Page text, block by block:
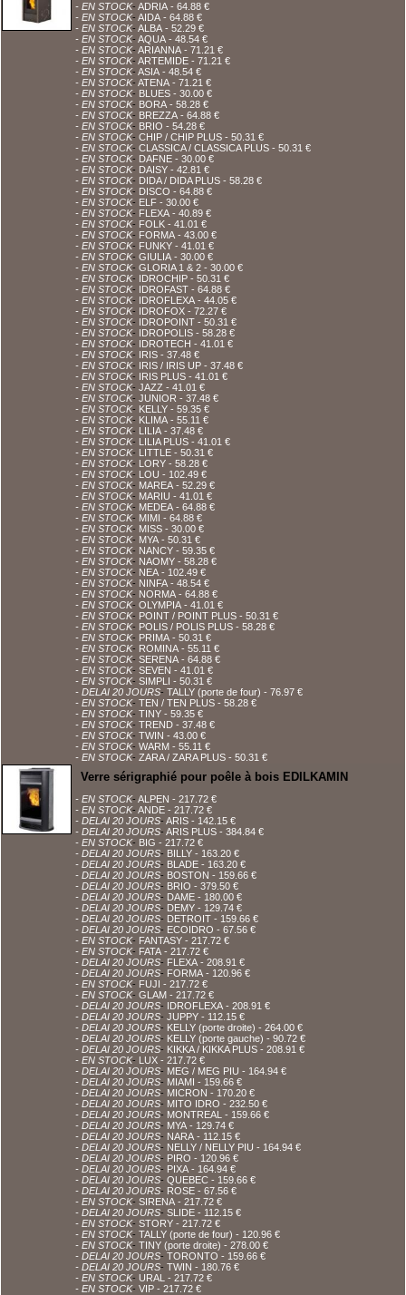
- ADRIA
- EN STOCK
- 64.88 €
- AIDA
- EN STOCK
- 64.88 €
- ALBA
- EN STOCK
- 52.29 €
- AQUA
- EN STOCK
- 48.54 €
- ARIANNA
- EN STOCK
- 71.21 €
- ARTEMIDE
- EN STOCK
- 71.21 €
- ASIA
- EN STOCK
- 48.54 €
- ATENA
- EN STOCK
- 71.21 €
- BLUES
- EN STOCK
- 30.00 €
- BORA
- EN STOCK
- 58.28 €
- BREZZA
- EN STOCK
- 64.88 €
- BRIO
- EN STOCK
- 54.28 €
- CHIP / CHIP PLUS
- EN STOCK
- 50.31 €
- CLASSICA / CLASSICA PLUS
- EN STOCK
- 50.31 €
- DAFNE
- EN STOCK
- 30.00 €
- DAISY
- EN STOCK
- 42.81 €
- DIDA / DIDA PLUS
- EN STOCK
- 58.28 €
- DISCO
- EN STOCK
- 64.88 €
- ELF
- EN STOCK
- 30.00 €
- FLEXA
- EN STOCK
- 40.89 €
- FOLK
- EN STOCK
- 41.01 €
- FORMA
- EN STOCK
- 43.00 €
- FUNKY
- EN STOCK
- 41.01 €
- GIULIA
- EN STOCK
- 30.00 €
- GLORIA 1 & 2
- EN STOCK
- 30.00 €
- IDROCHIP
- EN STOCK
- 50.31 €
- IDROFAST
- EN STOCK
- 64.88 €
- IDROFLEXA
- EN STOCK
- 44.05 €
- IDROFOX
- EN STOCK
- 72.27 €
- IDROPOINT
- EN STOCK
- 50.31 €
- IDROPOLIS
- EN STOCK
- 58.28 €
- IDROTECH
- EN STOCK
- 41.01 €
- IRIS
- EN STOCK
- 37.48 €
- IRIS / IRIS UP
- EN STOCK
- 37.48 €
- IRIS PLUS
- EN STOCK
- 41.01 €
- JAZZ
- EN STOCK
- 41.01 €
- JUNIOR
- EN STOCK
- 37.48 €
- KELLY
- EN STOCK
- 59.35 €
- KLIMA
- EN STOCK
- 55.11 €
- LILIA
- EN STOCK
- 37.48 €
- LILIA PLUS
- EN STOCK
- 41.01 €
- LITTLE
- EN STOCK
- 50.31 €
- LORY
- EN STOCK
- 58.28 €
- LOU
- EN STOCK
- 102.49 €
- MAREA
- EN STOCK
- 52.29 €
- MARIU
- EN STOCK
- 41.01 €
- MEDEA
- EN STOCK
- 64.88 €
- MIMI
- EN STOCK
- 64.88 €
- MISS
- EN STOCK
- 30.00 €
- MYA
- EN STOCK
- 50.31 €
- NANCY
- EN STOCK
- 59.35 €
- NAOMY
- EN STOCK
- 58.28 €
- NEA
- EN STOCK
- 102.49 €
- NINFA
- EN STOCK
- 48.54 €
- NORMA
- EN STOCK
- 64.88 €
- OLYMPIA
- EN STOCK
- 41.01 €
- POINT / POINT PLUS
- EN STOCK
- 50.31 €
- POLIS / POLIS PLUS
- EN STOCK
- 58.28 €
- PRIMA
- EN STOCK
- 50.31 €
- ROMINA
- EN STOCK
- 55.11 €
- SERENA
- EN STOCK
- 64.88 €
- SEVEN
- EN STOCK
- 41.01 €
- SIMPLI
- EN STOCK
- 50.31 €
- TALLY (porte de four)
- DELAI 20 JOURS
- 76.97 €
- TEN / TEN PLUS
- EN STOCK
- 58.28 €
- TINY
- EN STOCK
- 59.35 €
- TREND
- EN STOCK
- 37.48 €
- TWIN
- EN STOCK
- 43.00 €
- WARM
- EN STOCK
- 55.11 €
- ZARA / ZARA PLUS
- EN STOCK - 50.31 €
Verre sérigraphié pour poêle à bois EDILKAMIN
- ALPEN
- EN STOCK
- 217.72 €
- ANDE
- EN STOCK
- 217.72 €
- ARIS
- DELAI 20 JOURS
- 142.15 €
- ARIS PLUS
- DELAI 20 JOURS
- 384.84 €
- BIG
- EN STOCK
- 217.72 €
- BILLY
- DELAI 20 JOURS
- 163.20 €
- BLADE
- DELAI 20 JOURS
- 163.20 €
- BOSTON
- DELAI 20 JOURS
- 159.66 €
- BRIO
- DELAI 20 JOURS
- 379.50 €
- DAME
- DELAI 20 JOURS
- 180.00 €
- DEMY
- DELAI 20 JOURS
- 129.74 €
- DETROIT
- DELAI 20 JOURS
- 159.66 €
- ECOIDRO
- DELAI 20 JOURS
- 67.56 €
- FANTASY
- EN STOCK
- 217.72 €
- FATA
- EN STOCK
- 217.72 €
- FLEXA
- DELAI 20 JOURS
- 208.91 €
- FORMA
- DELAI 20 JOURS
- 120.96 €
- FUJI
- EN STOCK
- 217.72 €
- GLAM
- EN STOCK
- 217.72 €
- IDROFLEXA
- DELAI 20 JOURS
- 208.91 €
- JUPPY
- DELAI 20 JOURS
- 112.15 €
- KELLY (porte droite)
- DELAI 20 JOURS
- 264.00 €
- KELLY (porte gauche)
- DELAI 20 JOURS
- 90.72 €
- KIKKA / KIKKA PLUS
- DELAI 20 JOURS
- 208.91 €
- LUX
- EN STOCK
- 217.72 €
- MEG / MEG PIU
- DELAI 20 JOURS
- 164.94 €
- MIAMI
- DELAI 20 JOURS
- 159.66 €
- MICRON
- DELAI 20 JOURS
- 170.20 €
- MITO IDRO
- DELAI 20 JOURS
- 232.50 €
- MONTREAL
- DELAI 20 JOURS
- 159.66 €
- MYA
- DELAI 20 JOURS
- 129.74 €
- NARA
- DELAI 20 JOURS
- 112.15 €
- NELLY / NELLY PIU
- DELAI 20 JOURS
- 164.94 €
- PIRO
- DELAI 20 JOURS
- 120.96 €
- PIXA
- DELAI 20 JOURS
- 164.94 €
- QUEBEC
- DELAI 20 JOURS
- 159.66 €
- ROSE
- DELAI 20 JOURS
- 67.56 €
- SIRENA
- EN STOCK
- 217.72 €
- SLIDE
- DELAI 20 JOURS
- 112.15 €
- STORY
- EN STOCK
- 217.72 €
- TALLY (porte de four)
- EN STOCK
- 120.96 €
- TINY (porte droite)
- EN STOCK
- 278.00 €
- TORONTO
- DELAI 20 JOURS
- 159.66 €
- TWIN
- DELAI 20 JOURS
- 180.76 €
- URAL
- EN STOCK
- 217.72 €
- VIP
- EN STOCK - 217.72 €